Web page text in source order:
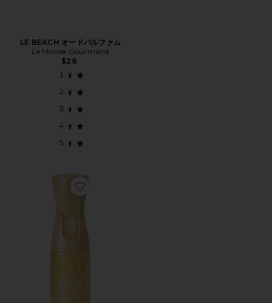
LE BEACH オードパルファム
Le Monde Gourmand
$28
Favorite SUNGLAZE BODY MIST SUNSCREEN サンス